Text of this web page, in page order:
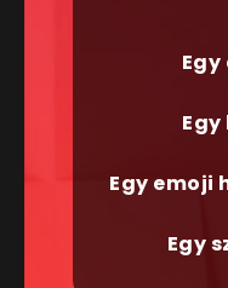
Egy emoji
Egy